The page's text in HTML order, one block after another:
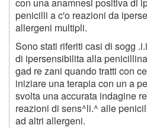
penicilli a c'o reazioni da
allergeni multipli.
Sono stati riferiti casi di sogg
di ipersensibilita alla
gad re zani quando tratti con
iniziare una terapia con un a
svolta una accurata indagine
reazioni di sens^li.^ alle
ad altri allergeni.